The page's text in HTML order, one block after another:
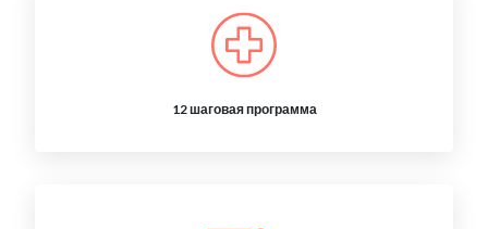
12 шаговая программа